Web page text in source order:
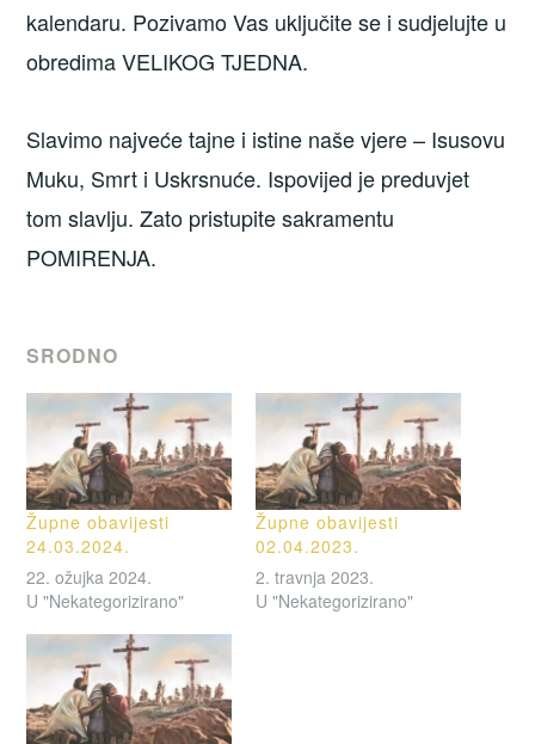
kalendaru. Pozivamo Vas uključite se i sudjelujte u
obredima VELIKOG TJEDNA.
Slavimo najveće tajne i istine naše vjere – Isusovu
Muku, Smrt i Uskrsnuće. Ispovijed je preduvjet
tom slavlju. Zato pristupite sakramentu
POMIRENJA.
SRODNO
Župne obavijesti
24.03.2024.
22. ožujka 2024.
U "Nekategorizirano"
Župne obavijesti
02.04.2023.
2. travnja 2023.
U "Nekategorizirano"